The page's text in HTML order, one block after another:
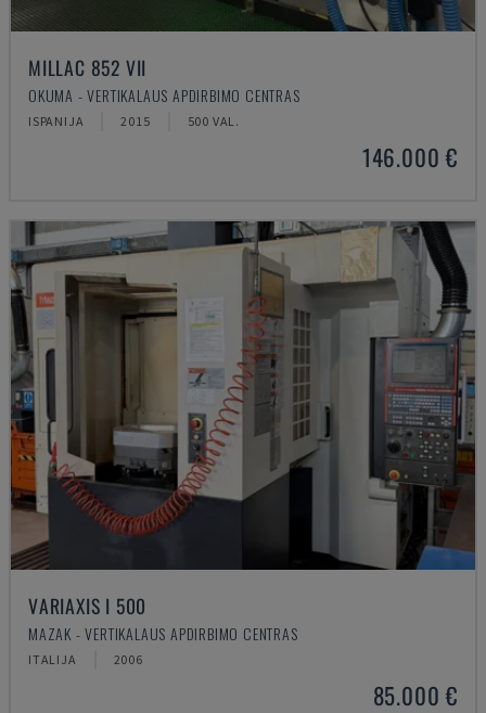
MILLAC 852 VII
OKUMA - VERTIKALAUS APDIRBIMO CENTRAS
ISPANIJA 2015 500 VAL.
146.000 €
VARIAXIS I 500
MAZAK - VERTIKALAUS APDIRBIMO CENTRAS
ITALIJA 2006
85.000 €